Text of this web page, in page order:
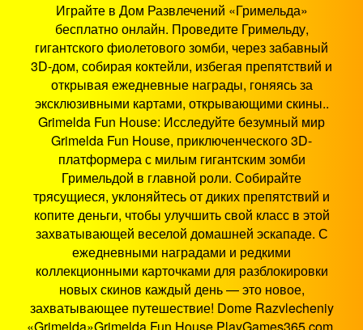
Играйте в Дом Развлечений «Гримельда»
бесплатно онлайн. Проведите Гримельду,
гигантского фиолетового зомби, через забавный
3D-дом, собирая коктейли, избегая препятствий и
открывая ежедневные награды, гоняясь за
эксклюзивными картами, открывающими скины..
Grimelda Fun House: Исследуйте безумный мир
Grimelda Fun House, приключенческого 3D-
платформера с милым гигантским зомби
Гримельдой в главной роли. Собирайте
трясущиеся, уклоняйтесь от диких препятствий и
копите деньги, чтобы улучшить свой класс в этой
захватывающей веселой домашней эскападе. С
ежедневными наградами и редкими
коллекционными карточками для разблокировки
новых скинов каждый день — это новое,
захватывающее путешествие! Dome Razvlecheniy